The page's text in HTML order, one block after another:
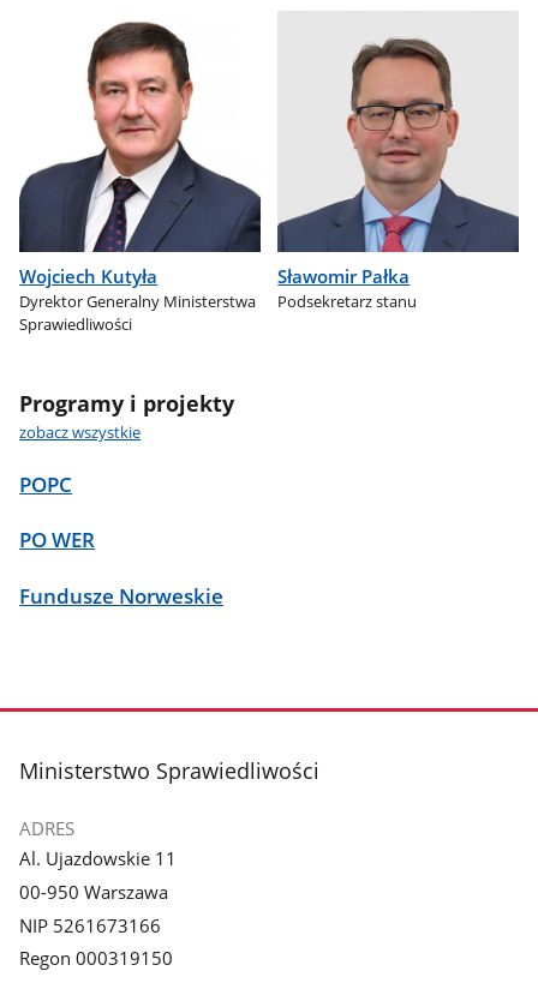
Wojciech Kutyła
Dyrektor Generalny Ministerstwa
Sprawiedliwości
Sławomir Pałka
Podsekretarz stanu
Programy i projekty
zobacz wszystkie
POPC
PO WER
Fundusze Norweskie
stopka
Ministerstwo Sprawiedliwości
ADRES
Al. Ujazdowskie 11
00-950 Warszawa
NIP 5261673166
Regon 000319150